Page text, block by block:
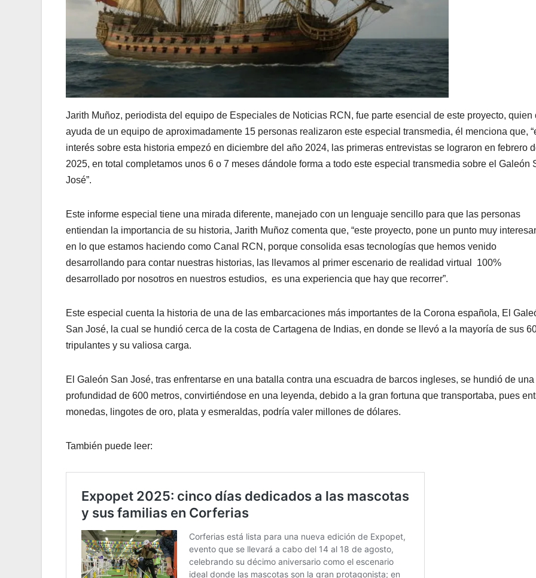
Jarith Muñoz, periodista del equipo de Especiales de Noticias RCN, fue parte esencial de este proyecto, quien
ayuda de un equipo de aproximadamente 15 personas realizaron este especial transmedia, él menciona que,
interés sobre esta historia empezó en diciembre del año 2024, las primeras entrevistas se lograron en febrero
2025, en total completamos unos 6 o 7 meses dándole forma a todo este especial transmedia sobre el Galeón
José”.
Este informe especial tiene una mirada diferente, manejado con un lenguaje sencillo para que las personas
entiendan la importancia de su historia, Jarith Muñoz comenta que, “este proyecto, pone un punto muy
en lo que estamos haciendo como Canal RCN, porque consolida esas tecnologías que hemos venido
desarrollando para contar nuestras historias, las llevamos al primer escenario de realidad virtual 100%
desarrollado por nosotros en nuestros estudios, es una experiencia que hay que recorrer”.
Este especial cuenta la historia de una de las embarcaciones más importantes de la Corona española, El
San José, la cual se hundió cerca de la costa de Cartagena de Indias, en donde se llevó a la mayoría de sus
tripulantes y su valiosa carga.
El Galeón San José, tras enfrentarse en una batalla contra una escuadra de barcos ingleses, se hundió de una
profundidad de 600 metros, convirtiéndose en una leyenda, debido a la gran fortuna que transportaba, pues
monedas, lingotes de oro, plata y esmeraldas, podría valer millones de dólares.
También puede leer: